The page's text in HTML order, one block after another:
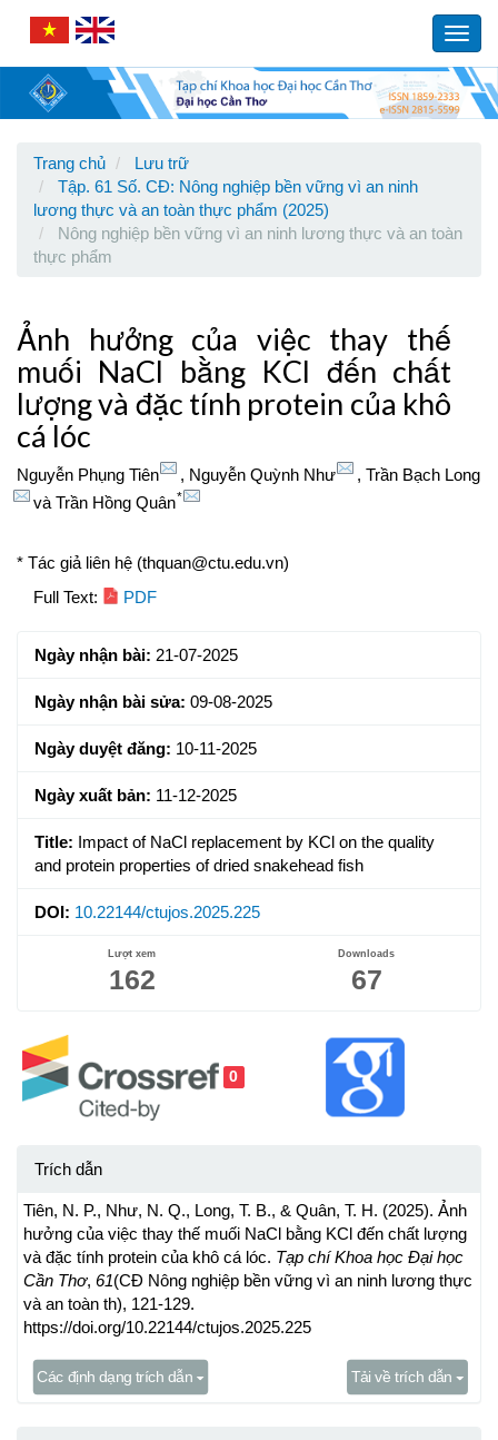
Navigation
Content
Sidebar
Trang chủ
Lưu trữ
Tập. 61 Số. CĐ: Nông nghiệp bền vững vì an ninh
lương thực và an toàn thực phẩm (2025)
Nông nghiệp bền vững vì an ninh lương thực và an toàn
thực phẩm
Ảnh hưởng của việc thay thế
muối NaCl bằng KCl đến chất
lượng và đặc tính protein của khô
cá lóc
Nguyễn Phụng Tiên , Nguyễn Quỳnh Như , Trần Bạch Long
và Trần Hồng Quân*
* Tác giả liên hệ (thquan@ctu.edu.vn)
Article
Full Text: PDF
Ngày nhận bài: 21-07-2025
Ngày nhận bài sửa: 09-08-2025
Ngày duyệt đăng: 10-11-2025
Ngày xuất bản: 11-12-2025
Title: Impact of NaCl replacement by KCl on the quality
and protein properties of dried snakehead fish
DOI: 10.22144/ctujos.2025.225
Lượt xem
162
Downloads
67
0
Trích dẫn
Tiên, N. P., Như, N. Q., Long, T. B., & Quân, T. H. (2025). Ảnh
hưởng của việc thay thế muối NaCl bằng KCl đến chất lượng
và đặc tính protein của khô cá lóc. Tạp chí Khoa học Đại học
Cần Thơ, 61(CĐ Nông nghiệp bền vững vì an ninh lương thực
và an toàn th), 121-129.
https://doi.org/10.22144/ctujos.2025.225
Các định dạng trích dẫn Tải về trích dẫn